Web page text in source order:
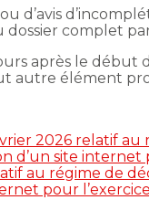
ou d’avis
complet par
après le
autre élément
2026 relatif
d’un site internet
au régime de
pour